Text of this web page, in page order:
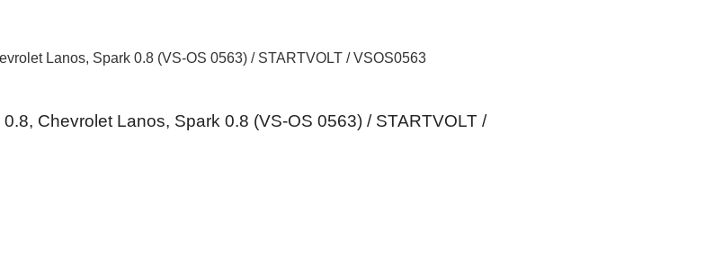
Lanos, Spark 0.8 (VS-OS 0563) / STARTVOLT / VSOS0563
Chevrolet Lanos, Spark 0.8 (VS-OS 0563) / STARTVOLT /